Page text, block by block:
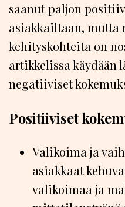
saanut paljon
asiakkailtaan, mutta
kehityskohteita on
artikkelissa käydään
negatiiviset
Positiiviset
Valikoima ja
asiakkaat
valikoimaa ja